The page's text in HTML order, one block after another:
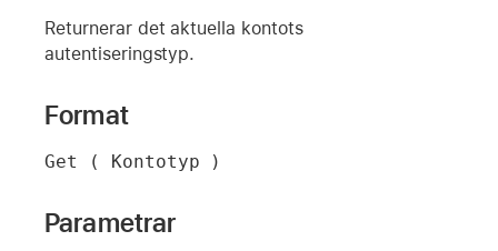
Returnerar det aktuella kontots
autentiseringstyp.
Format
Get ( Kontotyp )
Parametrar